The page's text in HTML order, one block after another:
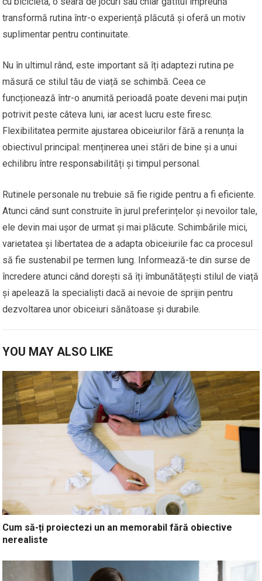
transformă rutina într-o experiență plăcută și oferă un motiv
suplimentar pentru continuitate.
Nu în ultimul rând, este important să îți adaptezi rutina pe
măsură ce stilul tău de viață se schimbă. Ceea ce
funcționează într-o anumită perioadă poate deveni mai puțin
potrivit peste câteva luni, iar acest lucru este firesc.
Flexibilitatea permite ajustarea obiceiurilor fără a renunța la
obiectivul principal: menținerea unei stări de bine și a unui
echilibru între responsabilități și timpul personal.
Rutinele personale nu trebuie să fie rigide pentru a fi eficiente.
Atunci când sunt construite în jurul preferințelor și nevoilor tale,
ele devin mai ușor de urmat și mai plăcute. Schimbările mici,
varietatea și libertatea de a adapta obiceiurile fac ca procesul
să fie sustenabil pe termen lung. Informează-te din surse de
încredere atunci când dorești să îți îmbunătățești stilul de viață
și apelează la specialiști dacă ai nevoie de sprijin pentru
dezvoltarea unor obiceiuri sănătoase și durabile.
YOU MAY ALSO LIKE
Cum să-ți proiectezi un an memorabil fără obiective
nerealiste